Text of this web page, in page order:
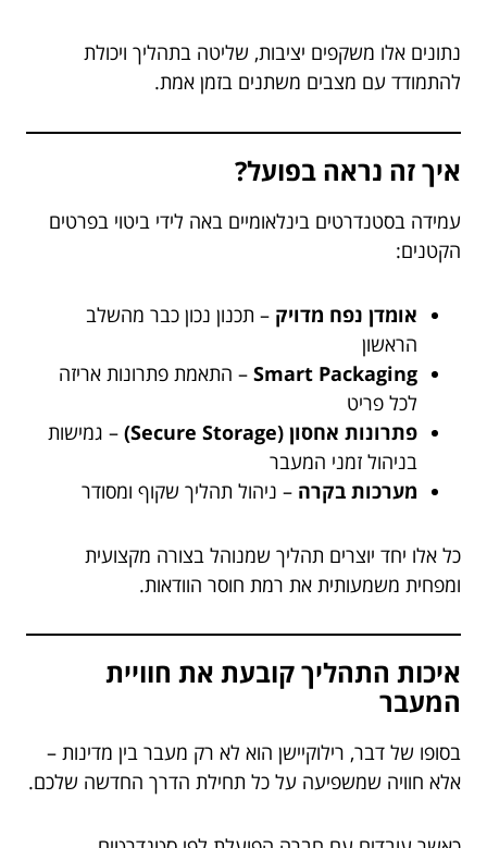
נתונים אלו משקפים יציבות, שליטה בתהליך ויכולת
להתמודד עם מצבים משתנים בזמן אמת.
איך זה נראה בפועל?
עמידה בסטנדרטים בינלאומיים באה לידי ביטוי בפרטים
הקטנים:
אומדן נפח מדויק – תכנון נכון כבר מהשלב
הראשון
Smart Packaging – התאמת פתרונות אריזה
לכל פריט
פתרונות אחסון (Secure Storage)
– גמישות
בניהול זמני המעבר
מערכות בקרה – ניהול תהליך שקוף ומסודר
כל אלו יחד יוצרים תהליך שמנוהל בצורה מקצועית
ומפחית משמעותית את רמת חוסר הוודאות.
איכות התהליך קובעת את חוויית
המעבר
בסופו של דבר, רילוקיישן הוא לא רק מעבר בין מדינות –
אלא חוויה שמשפיעה על כל תחילת הדרך החדשה שלכם.